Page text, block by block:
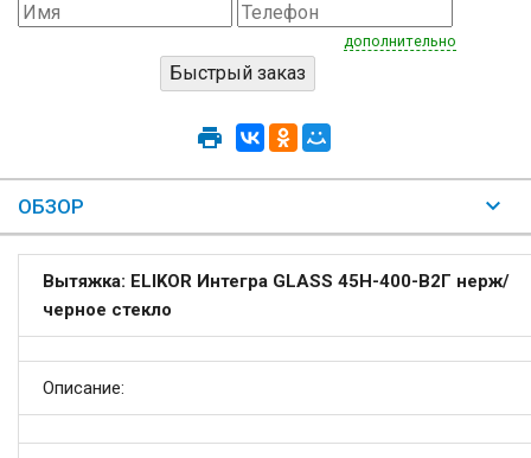
дополнительно
ОБЗОР
Вытяжка: ELIKOR Интегра GLASS 45Н-400-В2Г нерж/
черное стекло
Описание: